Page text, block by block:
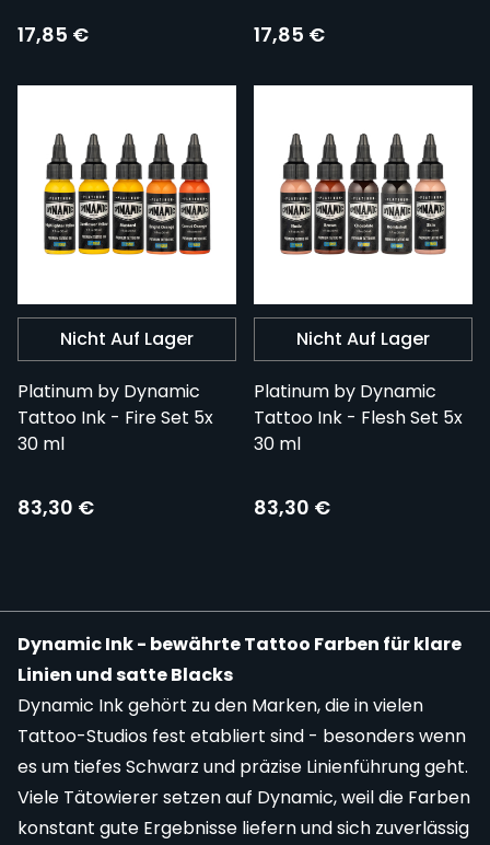
17,85 € 17,85 €
Nicht Auf Lager
Platinum by Dynamic
Tattoo Ink - Fire Set 5x
30 ml
83,30 €
Nicht Auf Lager
Platinum by Dynamic
Tattoo Ink - Flesh Set 5x
30 ml
83,30 €
Dynamic Ink - bewährte Tattoo Farben für klare
Linien und satte Blacks
Dynamic Ink gehört zu den Marken, die in vielen
Tattoo-Studios fest etabliert sind - besonders wenn
es um tiefes Schwarz und präzise Linienführung geht.
Viele Tätowierer setzen auf Dynamic, weil die Farben
konstant gute Ergebnisse liefern und sich zuverlässig